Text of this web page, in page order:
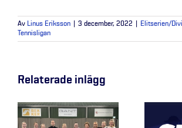
Av Linus Eriksson 3 december, 2022 Elitserien/
Tennisligan
Relaterade inlägg